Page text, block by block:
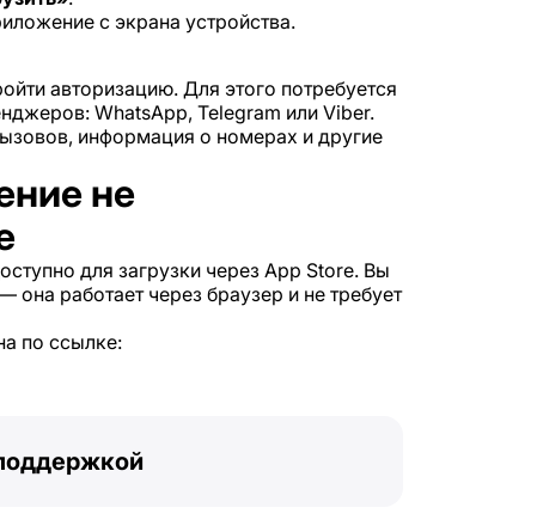
с экрана устройства.
авторизацию. Для этого потребуется
WhatsApp, Telegram или Viber.
информация о номерах и другие
не
для загрузки через App Store. Вы
работает через браузер и не требует
по ссылке: